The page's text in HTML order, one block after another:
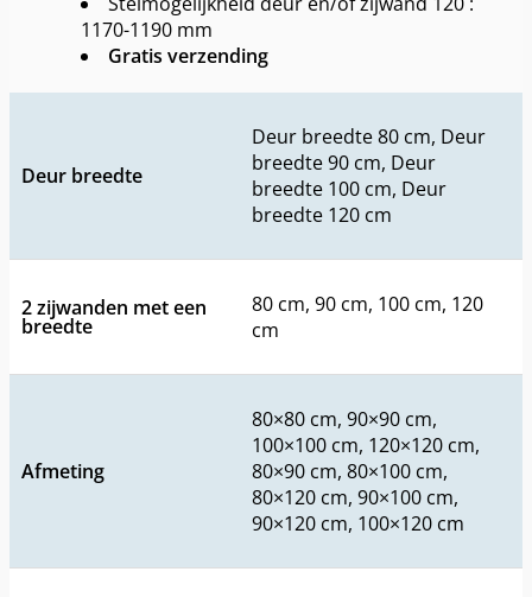
1170-1190 mm
Gratis verzending
Deur breedte
Deur breedte 80 cm, Deur
breedte 90 cm, Deur
breedte 100 cm, Deur
breedte 120 cm
2 zijwanden met een
breedte
80 cm, 90 cm, 100 cm, 120
cm
Afmeting
80×80 cm, 90×90 cm,
100×100 cm, 120×120 cm,
80×90 cm, 80×100 cm,
80×120 cm, 90×100 cm,
90×120 cm, 100×120 cm